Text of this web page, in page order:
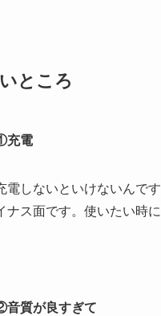
ところ
充電
電しないといけないんで
ナス面です。使いたい時
質が良すぎて